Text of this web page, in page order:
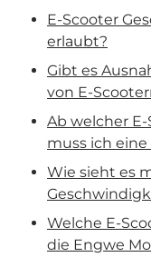
E-Scooter
erlaubt?
Gibt es
von E-
Ab welcher
muss ich
Wie sieht es
Welche E-
die Engwe